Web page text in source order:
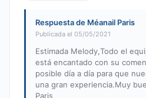
Respuesta de Méanail Paris
Publicada el 05/05/2021
Estimada Melody,Todo el
está encantado con su
posible día a día para que
una gran experiencia.Muy
Paris